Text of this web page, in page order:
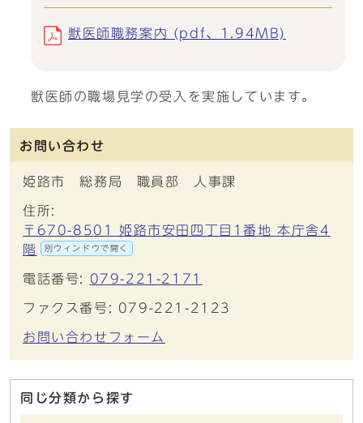
獣医師職務案内 (pdf、1.94MB)
獣医師の職場見学の受入を実施しています。
お問い合わせ
姫路市 総務局 職員部 人事課
住所:
〒670-8501 姫路市安田四丁目1番地 本庁舎4
階
別ウィンドウで開く
電話番号: 079-221-2171
ファクス番号: 079-221-2123
お問い合わせフォーム
同じ分類から探す